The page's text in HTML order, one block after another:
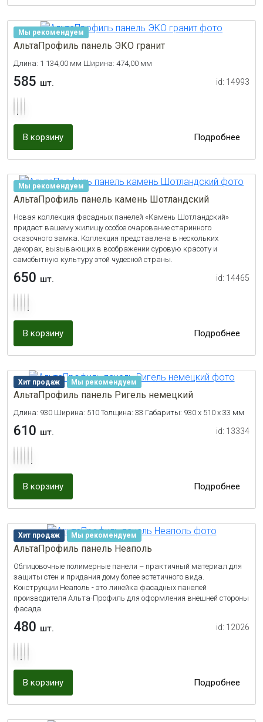
Мы рекомендуем
АльтаПрофиль панель ЭКО гранит
Длина: 1 134,00 мм Ширина: 474,00 мм
585 шт. id: 14993
В корзину Подробнее
Мы рекомендуем
АльтаПрофиль панель камень Шотландский
Новая коллекция фасадных панелей «Камень Шотландский»
придаст вашему жилищу особое очарование старинного
сказочного замка. Коллекция представлена в нескольких
декорах, вызывающих в воображении суровую красоту и
самобытную культуру этой чудесной страны.
650 шт. id: 14465
В корзину Подробнее
Хит продаж Мы рекомендуем
АльтаПрофиль панель Ригель немецкий
Длина: 930 Ширина: 510 Толщина: 33 Габариты: 930 x 510 x 33 мм
610 шт. id: 13334
В корзину Подробнее
Хит продаж Мы рекомендуем
АльтаПрофиль панель Неаполь
Облицовочные полимерные панели – практичный материал для
защиты стен и придания дому более эстетичного вида.
Конструкции Неаполь - это линейка фасадных панелей
производителя Альта-Профиль для оформления внешней стороны
фасада.
480 шт. id: 12026
В корзину Подробнее